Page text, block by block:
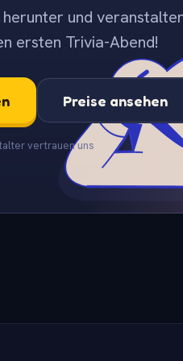
und
ersten Trivia-Abend!
Preise ansehen
vertrauen uns